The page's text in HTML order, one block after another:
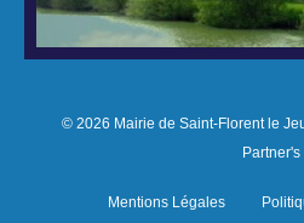
© 2026 Mairie de Saint-Florent le
Partner's
Mentions Légales